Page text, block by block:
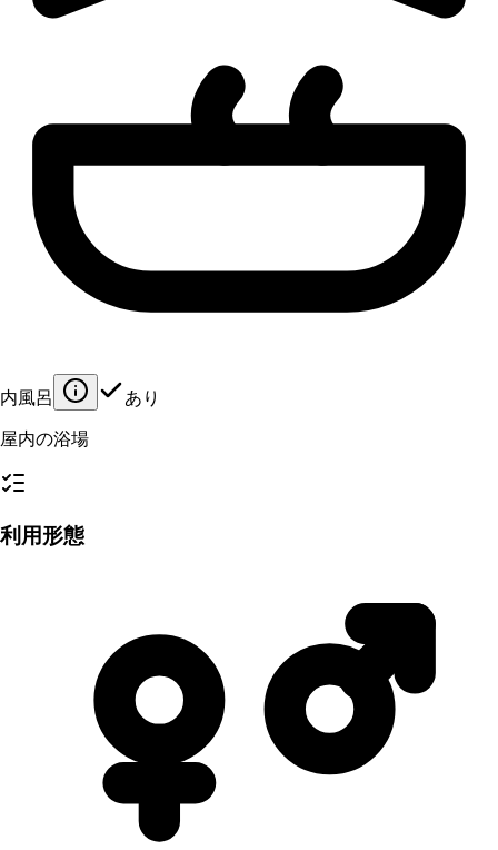
内風呂 あり
屋内の浴場
利用形態